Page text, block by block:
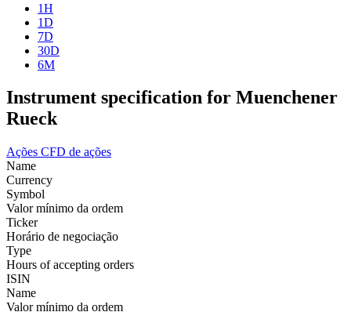
1H
1D
7D
30D
6M
Instrument specification for Muenchener
Rueck
Ações CFD de ações
Name
Currency
Symbol
Valor mínimo da ordem
Ticker
Horário de negociação
Type
Hours of accepting orders
ISIN
Name
Valor mínimo da ordem